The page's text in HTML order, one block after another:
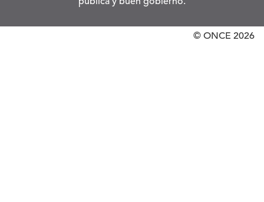
© ONCE 2026